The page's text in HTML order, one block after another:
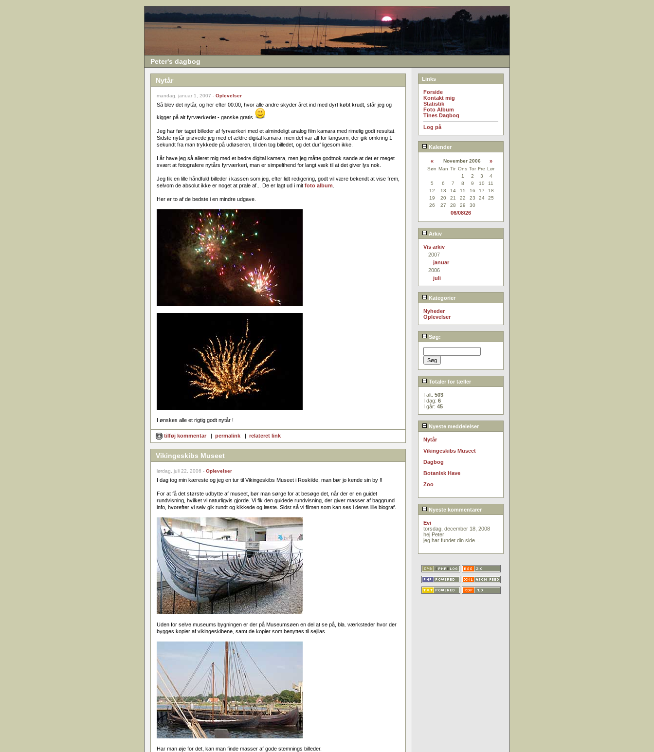
Peter's dagbog
Nytår
mandag, januar 1, 2007 - Oplevelser
Så blev det nytår, og her efter 00:00, hvor alle andre skyder året ind med dyrt købt krudt, står jeg og
kigger på alt fyrværkeriet - ganske gratis
Jeg har før taget billeder af fyrværkeri med et almindeligt analog film kamara med rimelig godt resultat.
Sidste nytår prøvede jeg med et ældre digital kamara, men det var alt for langsom, der gik omkring 1
sekundt fra man trykkede på udløseren, til den tog billedet, og det dur' ligesom ikke.
I år have jeg så alieret mig med et bedre digital kamera, men jeg måtte godtnok sande at det er meget
svært at fotografere nytårs fyrværkeri, man er simpelthend for langt væk til at det giver lys nok.
Jeg fik en lille håndfuld billeder i kassen som jeg, efter lidt redigering, godt vil være bekendt at vise frem,
selvom de absolut ikke er noget at prale af... De er lagt ud i mit foto album
Her er to af de bedste i en mindre udgave.
I ønskes alle et rigtig godt nytår !
tilføj kommentar | permalink | relateret link
Vikingeskibs Museet
lørdag, juli 22, 2006 - Oplevelser
I dag tog min kæreste og jeg en tur til Vikingeskibs Museet i Roskilde, man bør jo kende sin by !!
For at få det største udbytte af museet, bør man sørge for at besøge det, når der er en guidet
rundvisning, hvilket vi naturligvis gjorde. Vi fik den guidede rundvisning, der giver masser af baggrund
info, hvorefter vi selv gik rundt og kikkede og læste. Sidst så vi filmen som kan ses i deres lille biograf.
Uden for selve museums bygningen er der på Museumsøen en del at se på, bla. værksteder hvor der
bygges kopier af vikingeskibene, samt de kopier som benyttes til sejllas.
Har man øje for det, kan man finde masser af gode stemnings billeder.
Links
Forside
Kontakt mig
Statistik
Foto Album
Tines Dagbog
Log på
Kalender
« November 2006 »
Søn Man Tir Ons Tor Fre Lør
1
2 3
4
5
6 7 8 9 10
11
12
13 14 15 16 17
18
19
20 21 22 23 24
25
26
27 28 29 30
06/08/26
Arkiv
Vis arkiv
2007
januar
2006
juli
Kategorier
Nyheder
Oplevelser
Søg:
Totaler for tæller
I alt: 503
I dag: 6
I går: 45
Nyeste meddelelser
Nytår
Vikingeskibs Museet
Dagbog
Botanisk Have
Zoo
Nyeste kommentarer
Evi
torsdag, december 18, 2008
hej Peter
jeg har fundet din side...